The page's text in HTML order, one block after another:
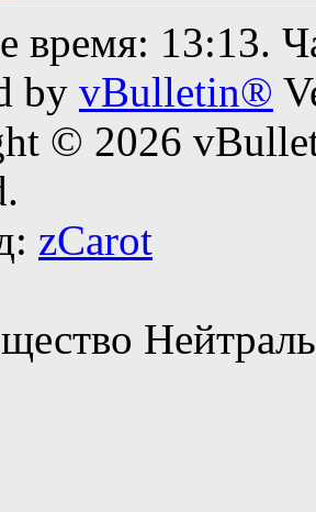
время: 13:13.
by vBulletin®
© 2026
zCarot